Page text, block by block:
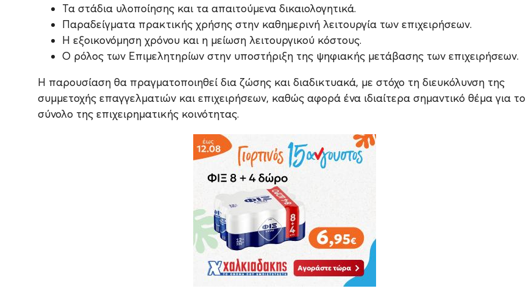
Τα στάδια υλοποίησης και τα απαιτούμενα δικαιολογητικά.
Παραδείγματα πρακτικής χρήσης στην καθημερινή λειτουργία των επιχειρήσεων.
Η εξοικονόμηση χρόνου και η μείωση λειτουργικού κόστους.
Ο ρόλος των Επιμελητηρίων στην υποστήριξη της ψηφιακής μετάβασης των επιχειρήσεων.
Η παρουσίαση θα πραγματοποιηθεί δια ζώσης και διαδικτυακά, με στόχο τη διευκόλυνση της
συμμετοχής επαγγελματιών και επιχειρήσεων, καθώς αφορά ένα ιδιαίτερα σημαντικό θέμα για το
σύνολο της επιχειρηματικής κοινότητας.